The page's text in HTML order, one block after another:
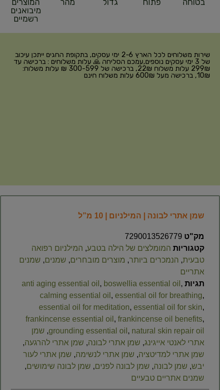
בטוחה פתוח גדול מהר
המוצרים
מיבואנים
רשמיים
שירות משלוחים לכל הארץ 2-6 ימי עסקים, בתקופת החגים ייתכן עיכוב
של 3 ימי עסקים נוספים,עמכם הסליחה 🙏 עלות משלוחים : ברכישה עד
299₪ עלות משלוח 22₪, ברכישה של 300-599 ₪ עלות משלוח:
10₪, ברכישה מעל 600₪ עלות משלוח חינם
שמן אתרי לבונה | המילניום | 10 מ”ל
מק"ט 7290013526779
קטגוריות המומלצים של הילה בטבע, המילניום רפואה
טבעית, הנמכרים ביותר, מוצרים מובחרים, שמנים, שמנים
אתריים
תגיות
anti aging essential oil , boswellia essential oil ,
calming essential oil , essential oil for breathing,
essential oil for meditation, essential oil for skin,
frankincense essential oil , frankincense oil benefits,
grounding essential oil , natural skin repair oil
, שמן
אתרי לאנטי אייגינג, שמן אתרי לבונה, שמן אתרי להרגעה,
שמן אתרי למדיטציה, שמן אתרי לנשימה, שמן אתרי לעור
יבש, שמן לבונה, שמן לבונה לפנים, שמן לבונה שימושים,
שמנים אתריים טבעיים